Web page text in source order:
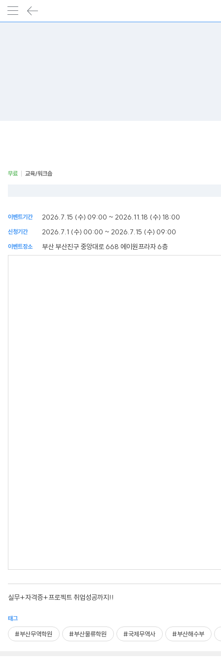
무료 교육/워크숍
이벤트기간 2026.7.15 (수) 09:00 ~ 2026.11.18 (수) 18:00
신청기간 2026.7.1 (수) 00:00 ~ 2026.7.15 (수) 09:00
이벤트장소 부산 부산진구 중앙대로 668 에이원프라자 6층
실무+자격증+프로젝트 취업성공까지!!
태그
#부산무역학원 #부산물류학원 #국제무역사 #부산해수부